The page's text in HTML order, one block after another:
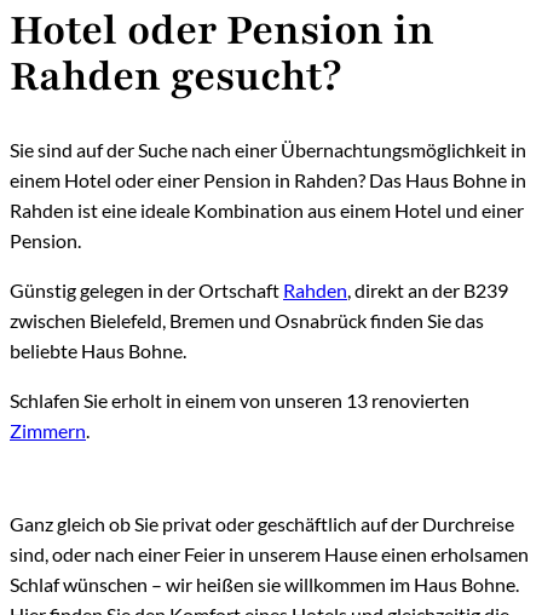
Hotel oder Pension in
Rahden gesucht?
Sie sind auf der Suche nach einer Übernachtungsmöglichkeit in
einem Hotel oder einer Pension in Rahden? Das Haus Bohne in
Rahden ist eine ideale Kombination aus einem Hotel und einer
Pension.
Günstig gelegen in der Ortschaft Rahden, direkt an der B239
zwischen Bielefeld, Bremen und Osnabrück finden Sie das
beliebte Haus Bohne.
Schlafen Sie erholt in einem von unseren 13 renovierten
Zimmern.
Ganz gleich ob Sie privat oder geschäftlich auf der Durchreise
sind, oder nach einer Feier in unserem Hause einen erholsamen
Schlaf wünschen – wir heißen sie willkommen im Haus Bohne.